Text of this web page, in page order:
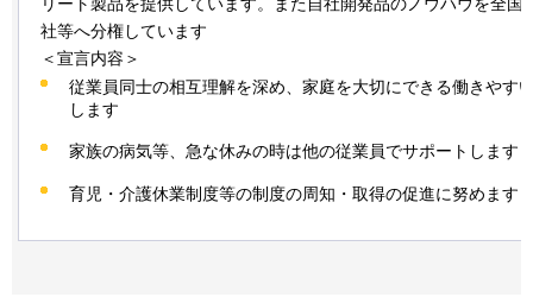
社等へ分権しています
＜宣言内容＞
従業員同士の相互理解を深め、家庭を大切にできる働きやす
します
家族の病気等、急な休みの時は他の従業員でサポートします
育児・介護休業制度等の制度の周知・取得の促進に努めます